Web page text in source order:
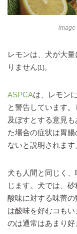
image
レモンは、犬が大
りません[1]。
ASPCAは、レモン
と警告しています
及ぼすとする意見
た場合の症状は胃
ないと説明されます
犬も人間と同じく
じます。犬では、
酸味に対する味蕾
は酸味を好むコも
のは通常はあまり好